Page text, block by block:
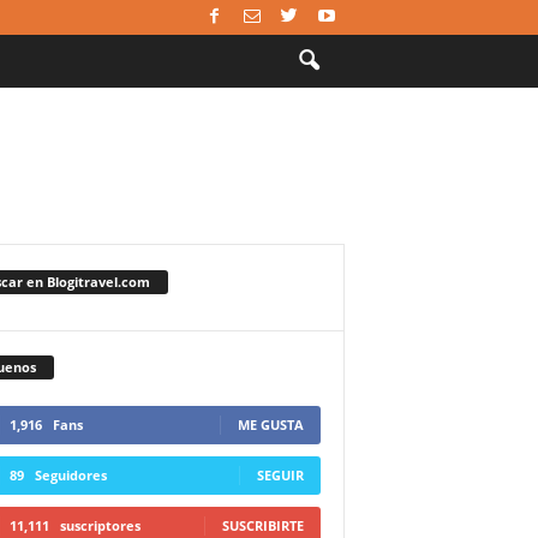
en Blogitravel.com
1,916 Fans ME GUSTA
89 Seguidores SEGUIR
11,111 suscriptores SUSCRIBIRTE